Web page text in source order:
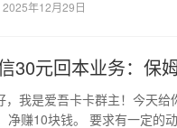
2025年12月29日
30元回本业务：保
，我是爱吾卡卡群主！今天
净赚10块钱。 要求有一定的